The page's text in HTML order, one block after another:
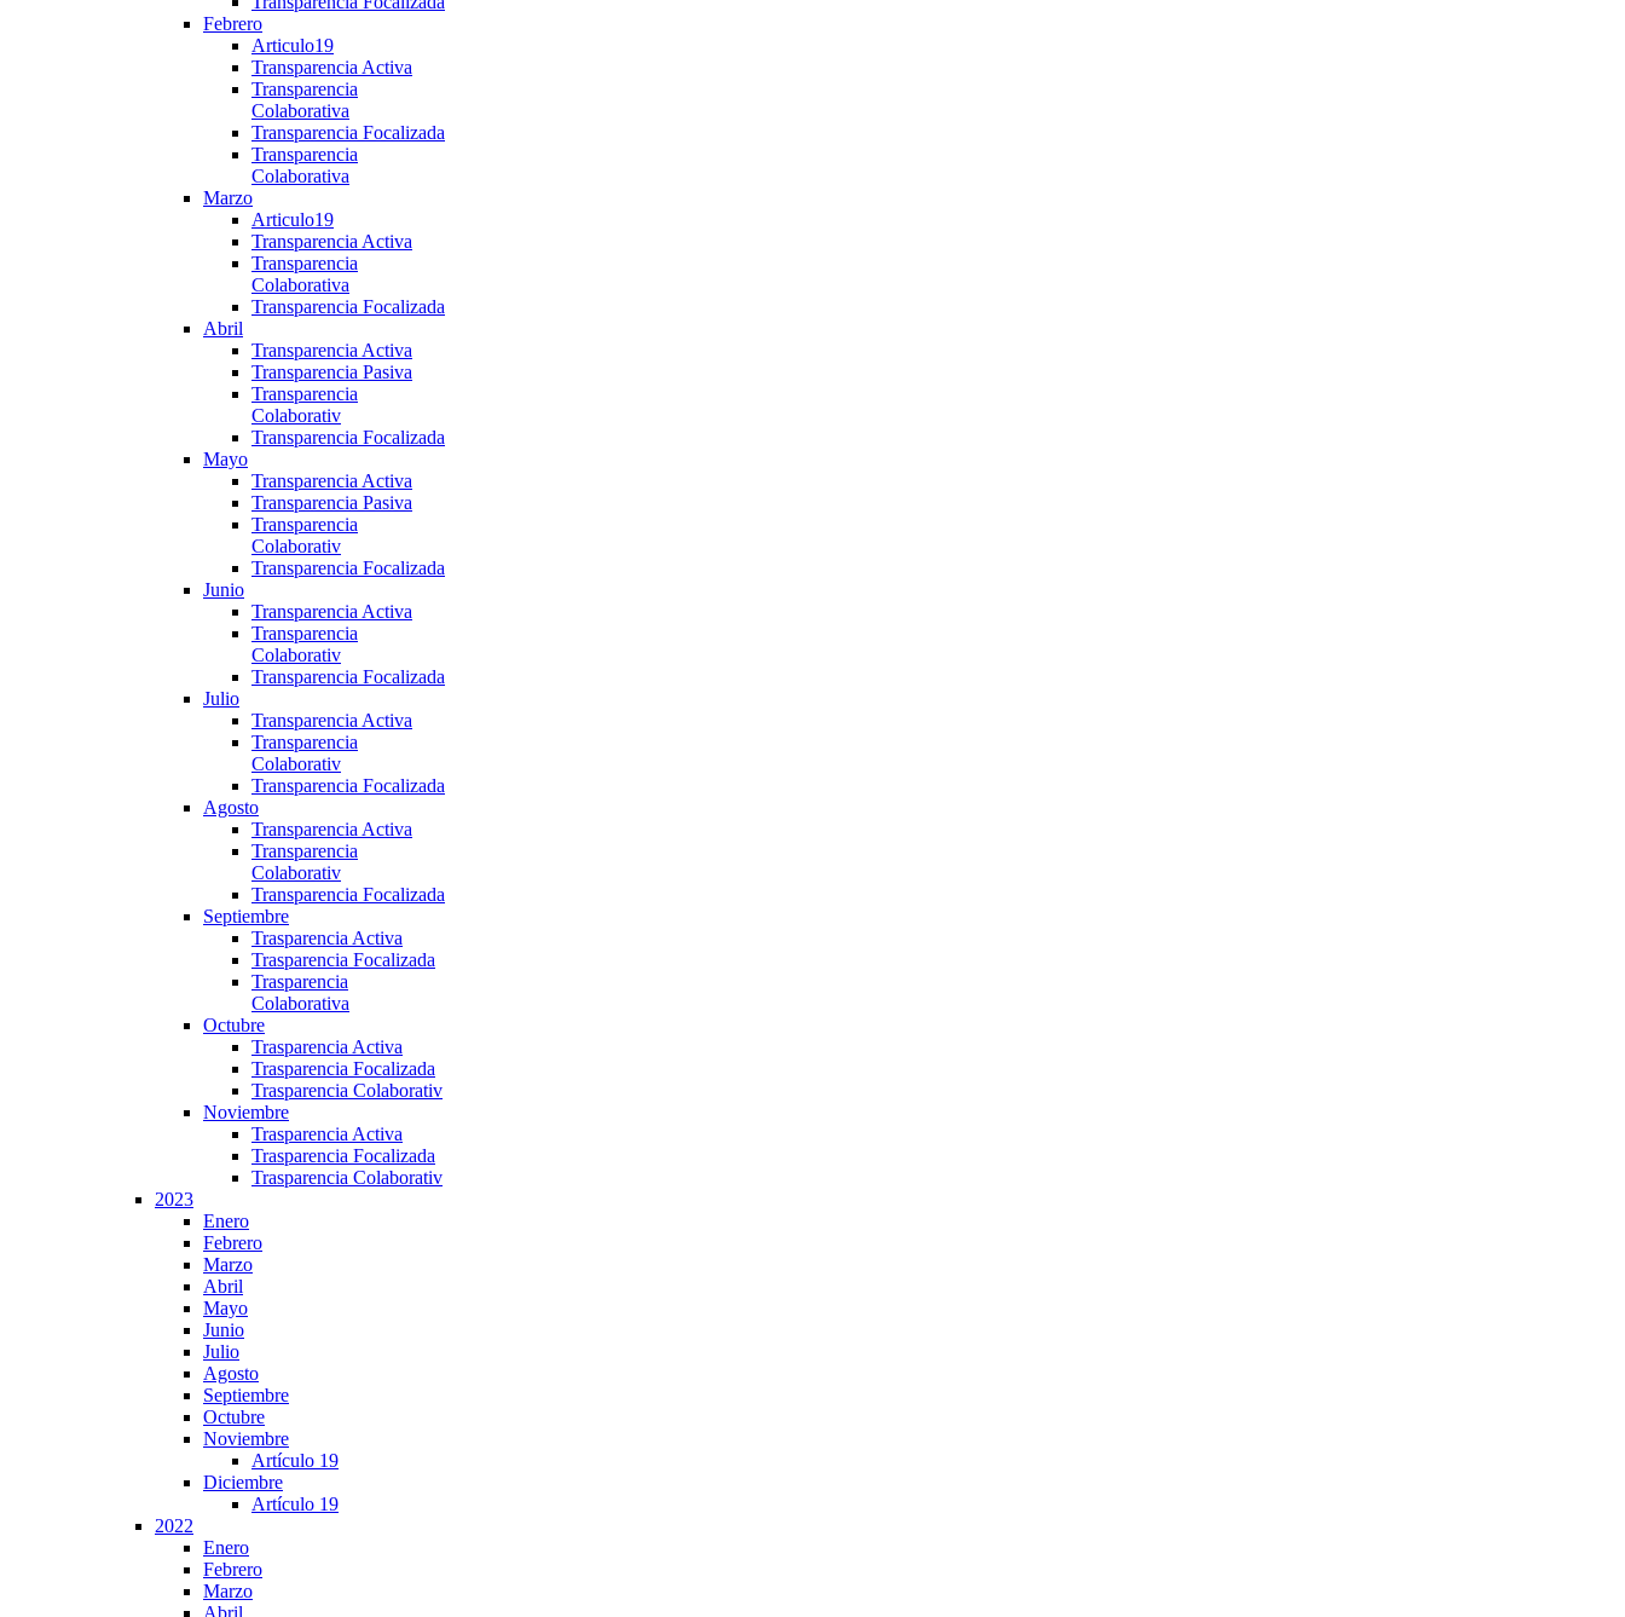
Febrero
Articulo19
Transparencia Activa
Transparencia
Colaborativa
Transparencia Focalizada
Transparencia
Colaborativa
Marzo
Articulo19
Transparencia Activa
Transparencia
Colaborativa
Transparencia Focalizada
Abril
Transparencia Activa
Transparencia Pasiva
Transparencia
Colaborativ
Transparencia Focalizada
Mayo
Transparencia Activa
Transparencia Pasiva
Transparencia
Colaborativ
Transparencia Focalizada
Junio
Transparencia Activa
Transparencia
Colaborativ
Transparencia Focalizada
Julio
Transparencia Activa
Transparencia
Colaborativ
Transparencia Focalizada
Agosto
Transparencia Activa
Transparencia
Colaborativ
Transparencia Focalizada
Septiembre
Trasparencia Activa
Trasparencia Focalizada
Trasparencia
Colaborativa
Octubre
Trasparencia Activa
Trasparencia Focalizada
Trasparencia Colaborativ
Noviembre
Trasparencia Activa
Trasparencia Focalizada
Trasparencia Colaborativ
2023
Enero
Febrero
Marzo
Abril
Mayo
Junio
Julio
Agosto
Septiembre
Octubre
Noviembre
Artículo 19
Diciembre
Artículo 19
2022
Enero
Febrero
Marzo
Abril